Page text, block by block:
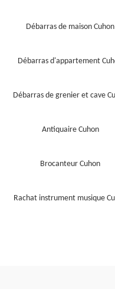
Débarras de maison Cuhon
Débarras d'appartement
Débarras de grenier et cave
Antiquaire Cuhon
Brocanteur Cuhon
Rachat instrument musique